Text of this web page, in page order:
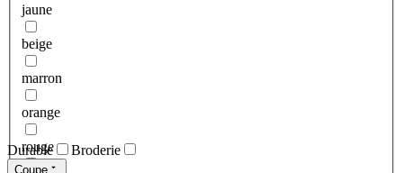
jaune
beige
marron
orange
rouge
Durable Broderie
Coupe